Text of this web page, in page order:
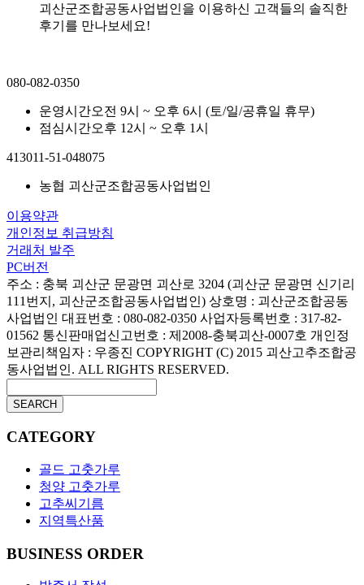
괴산군조합공동사업법인을 이용하신 고객들의 솔직한
후기를 만나보세요!
080-082-0350
운영시간오전 9시 ~ 오후 6시 (토/일/공휴일 휴무)
점심시간오후 12시 ~ 오후 1시
413011-51-048075
농협 괴산군조합공동사업법인
이용약관
개인정보 취급방침
거래처 발주
PC버전
주소 : 충북 괴산군 문광면 괴산로 3204 (괴산군 문광면 신기리
111번지, 괴산군조합공동사업법인) 상호명 : 괴산군조합공동
사업법인 대표번호 : 080-082-0350 사업자등록번호 : 317-82-
01562 통신판매업신고번호 : 제2008-충북괴산-0007호 개인정
보관리책임자 : 우종진 COPYRIGHT (C) 2015 괴산고추조합공
동사업법인. ALL RIGHTS RESERVED.
SEARCH
CATEGORY
골드 고춧가루
청양 고춧가루
고추씨기름
지역특산품
BUSINESS ORDER